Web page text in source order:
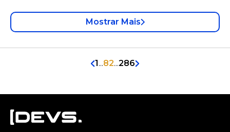
Mostrar Mais
1 ...82...286